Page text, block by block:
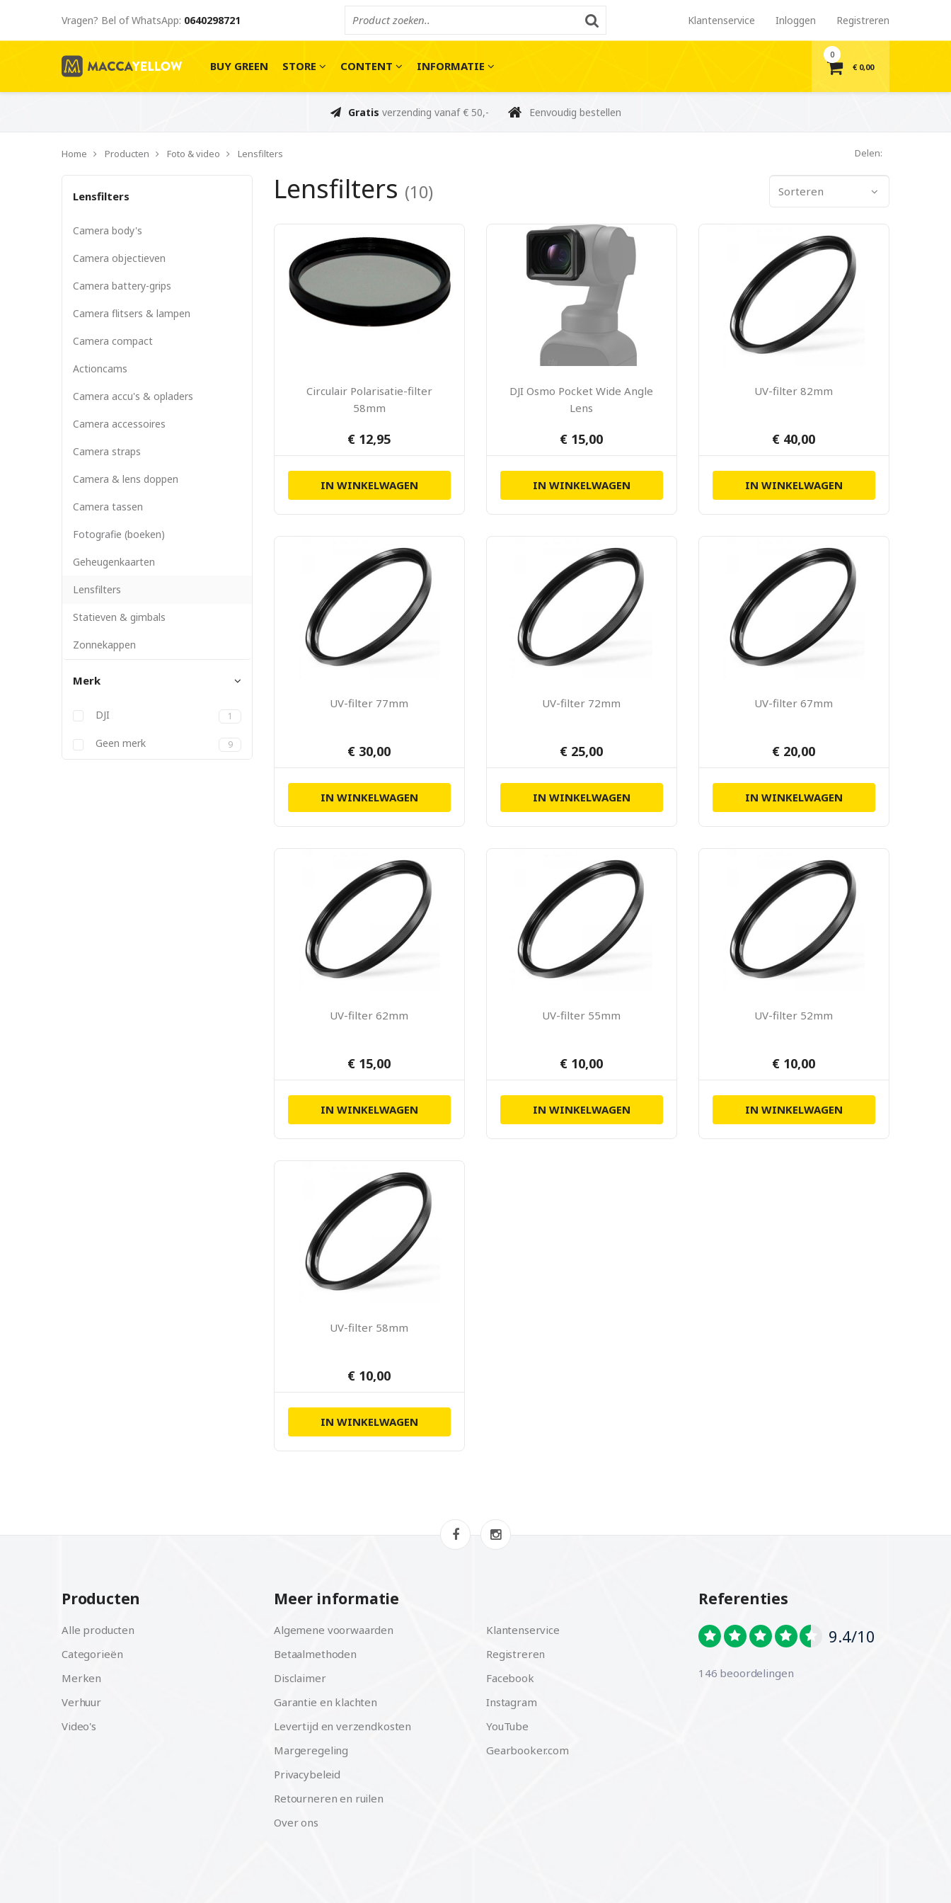
Vragen? Bel of WhatsApp: 0640298721 Klantenservice Inloggen Registreren
BUY GREEN STORE CONTENT INFORMATIE
0
€ 0,00
Gratis verzending vanaf € 50,- Eenvoudig bestellen
Home Producten Foto & video Lensfilters Delen:
Lensfilters
Camera body's
Camera objectieven
Camera battery-grips
Camera flitsers & lampen
Camera compact
Actioncams
Camera accu's & opladers
Camera accessoires
Camera straps
Camera & lens doppen
Camera tassen
Fotografie (boeken)
Geheugenkaarten
Lensfilters
Statieven & gimbals
Zonnekappen
Merk
DJI 1
Geen merk 9
Sorteren
Lensfilters (10)
Circulair Polarisatie-filter
58mm
€ 12,95
IN WINKELWAGEN
DJI Osmo Pocket Wide Angle
Lens
€ 15,00
IN WINKELWAGEN
UV-filter 82mm
€ 40,00
IN WINKELWAGEN
UV-filter 77mm
€ 30,00
IN WINKELWAGEN
UV-filter 72mm
€ 25,00
IN WINKELWAGEN
UV-filter 67mm
€ 20,00
IN WINKELWAGEN
UV-filter 62mm
€ 15,00
IN WINKELWAGEN
UV-filter 55mm
€ 10,00
IN WINKELWAGEN
UV-filter 52mm
€ 10,00
IN WINKELWAGEN
UV-filter 58mm
€ 10,00
IN WINKELWAGEN
Producten
Alle producten
Categorieën
Merken
Verhuur
Video's
Meer informatie
Algemene voorwaarden
Betaalmethoden
Disclaimer
Garantie en klachten
Levertijd en verzendkosten
Margeregeling
Privacybeleid
Retourneren en ruilen
Over ons
Klantenservice
Registreren
Facebook
Instagram
YouTube
Gearbooker.com
Referenties
9.4/10
146 beoordelingen